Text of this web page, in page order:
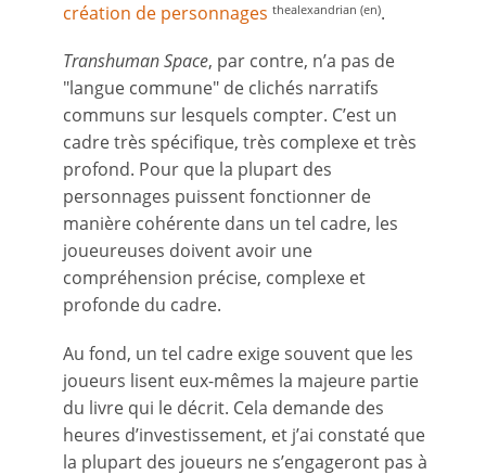
création de personnages thealexandrian (en).
Transhuman Space, par contre, n’a pas de
"langue commune" de clichés narratifs
communs sur lesquels compter. C’est un
cadre très spécifique, très complexe et très
profond. Pour que la plupart des
personnages puissent fonctionner de
manière cohérente dans un tel cadre, les
joueureuses doivent avoir une
compréhension précise, complexe et
profonde du cadre.
Au fond, un tel cadre exige souvent que les
joueurs lisent eux-mêmes la majeure partie
du livre qui le décrit. Cela demande des
heures d’investissement, et j’ai constaté que
la plupart des joueurs ne s’engageront pas à